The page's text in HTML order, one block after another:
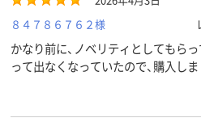
８４７８６７６２様
かなり前に、ノベリティとしてもら
って出なくなっていたので、購入し